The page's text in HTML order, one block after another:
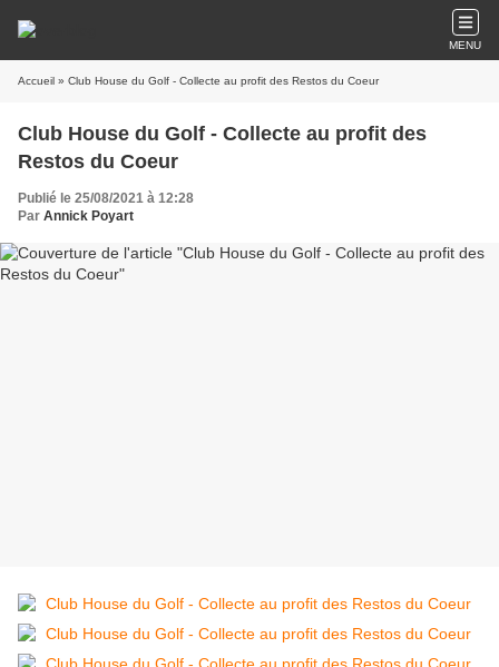
MENU
Accueil » Club House du Golf - Collecte au profit des Restos du Coeur
Club House du Golf - Collecte au profit des
Restos du Coeur
Publié le 25/08/2021 à 12:28
Par Annick Poyart